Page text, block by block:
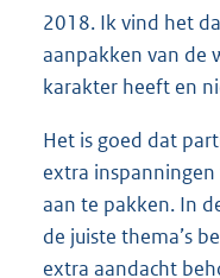
2018. Ik vind het
aanpakken van de
karakter heeft en
Het is goed dat
extra
aan te pakken. In
de juiste thema’s
extra aandacht